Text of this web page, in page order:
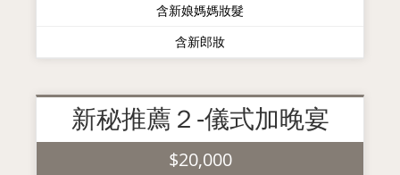
含新娘媽媽妝髮
含新郎妝
新秘推薦２-儀式加晚宴
$20,000